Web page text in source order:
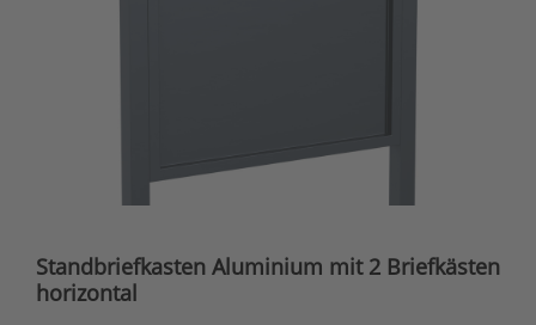
Standbriefkasten Aluminium mit 2 Briefkästen
horizontal